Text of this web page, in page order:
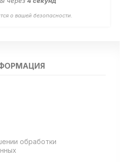
о вашей безопасности.
обработки